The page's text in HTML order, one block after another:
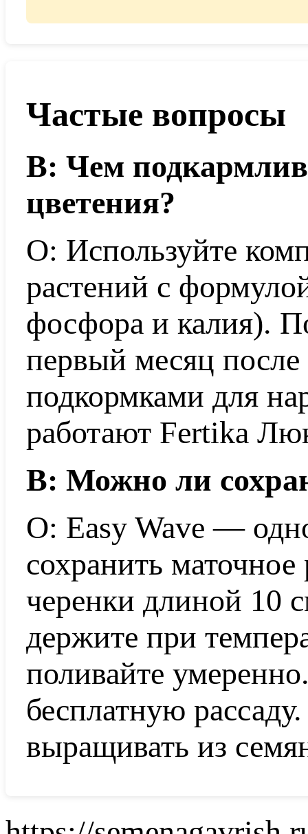
Частые вопросы
В: Чем
цветения?
О: Используйте
растений с
фосфора и калия).
первый месяц
подкормками для
работают Fertika
В: Можно ли
О: Easy Wave —
сохранить маточное
черенки длиной 10
держите при
поливайте
бесплатную
выращивать из